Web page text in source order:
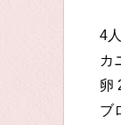
4
カ
卵
ブ